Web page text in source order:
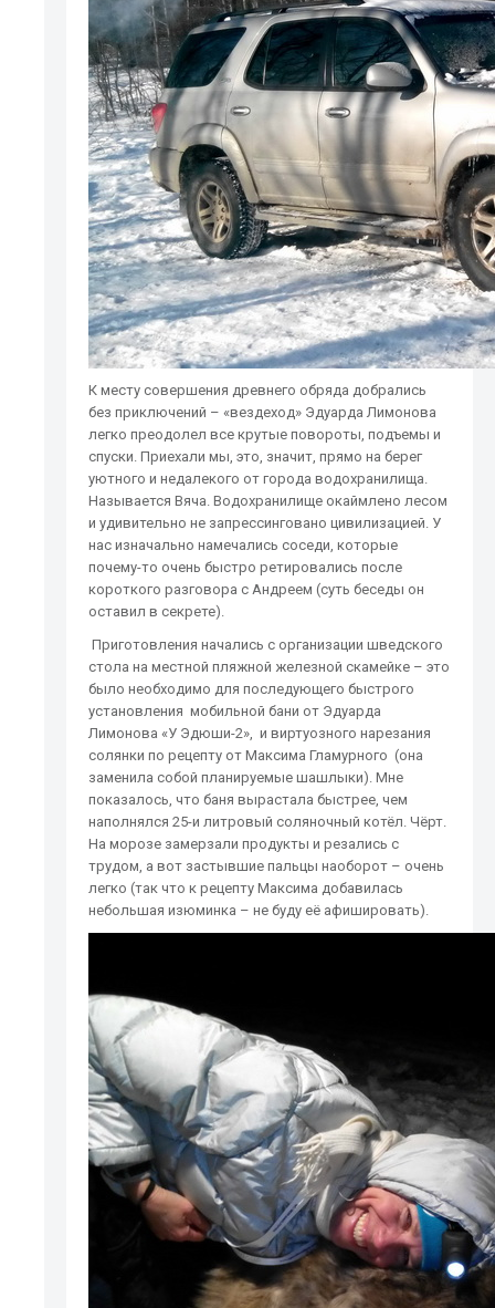
К месту совершения древнего обряда добрались
без приключений – «вездеход» Эдуарда Лимонова
легко преодолел все крутые повороты, подъемы и
спуски. Приехали мы, это, значит, прямо на берег
уютного и недалекого от города водохранилища.
Называется Вяча. Водохранилище окаймлено лесом
и удивительно не запрессинговано цивилизацией. У
нас изначально намечались соседи, которые
почему-то очень быстро ретировались после
короткого разговора с Андреем (суть беседы он
оставил в секрете).
Приготовления начались с организации шведского
стола на местной пляжной железной скамейке – это
было необходимо для последующего быстрого
установления мобильной бани от Эдуарда
Лимонова «У Эдюши-2», и виртуозного нарезания
солянки по рецепту от Максима Гламурного (она
заменила собой планируемые шашлыки). Мне
показалось, что баня вырастала быстрее, чем
наполнялся 25-и литровый соляночный котёл. Чёрт.
На морозе замерзали продукты и резались с
трудом, а вот застывшие пальцы наоборот – очень
легко (так что к рецепту Максима добавилась
небольшая изюминка – не буду её афишировать).